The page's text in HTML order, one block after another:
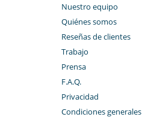
Nuestro equipo
Quiénes somos
Reseñas de clientes
Trabajo
Prensa
F.A.Q.
Privacidad
Condiciones generales